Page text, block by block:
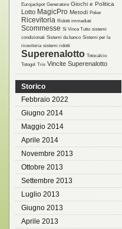
Eurojackpot Generatore Giochi e Politica
Lotto MagicPro Metodi Poker
Ricevitoria Ridotti immediati
Scommesse Si Vince Tutto sistemi
condizionati Sistemi da banco Sistemi per la
ricevitoria sistemi ridotti
Superenalotto Totocalcio
Totogol Tris Vincite Superenalotto
Storico
Febbraio 2022
Giugno 2014
Maggio 2014
Aprile 2014
Novembre 2013
Ottobre 2013
Settembre 2013
Luglio 2013
Giugno 2013
Aprile 2013